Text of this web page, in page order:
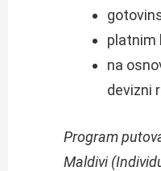
platnim
na
devizni
Program
Maldivi